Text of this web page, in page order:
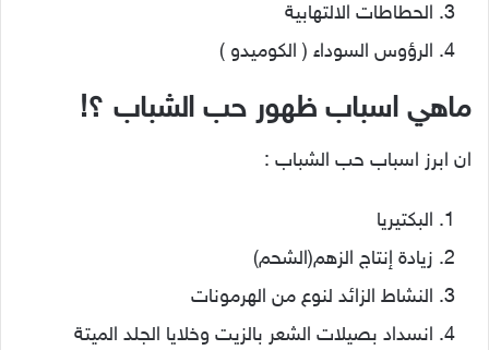
الحطاطات الالتهابية
الرؤوس السوداء ( الكوميدو )
ماهي اسباب ظهور حب الشباب ؟!
ان ابرز اسباب حب الشباب :
البكتيريا
زيادة إنتاج الزهم(الشحم)
النشاط الزائد لنوع من الهرمونات
انسداد بصيلات الشعر بالزيت وخلايا الجلد الميتة